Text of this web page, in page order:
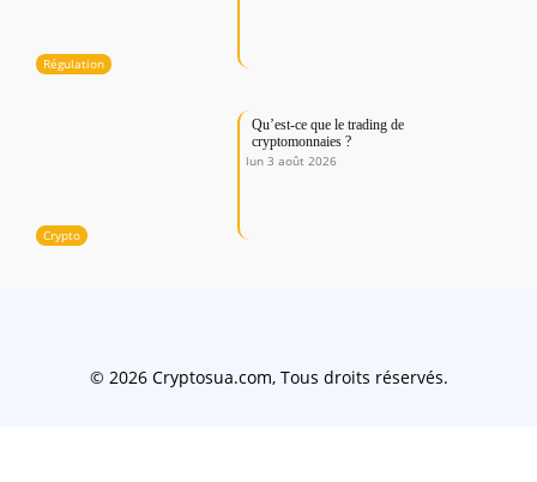
Régulation
Crypto
Qu’est-ce que le trading de
cryptomonnaies ?
lun 3 août 2026
© 2026 Cryptosua.com, Tous droits réservés.